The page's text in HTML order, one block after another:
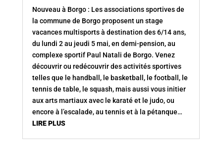
Nouveau à Borgo : Les associations sportives de
la commune de Borgo proposent un stage
vacances multisports à destination des 6/14 ans,
du lundi 2 au jeudi 5 mai, en demi-pension, au
complexe sportif Paul Natali de Borgo. Venez
découvrir ou redécouvrir des activités sportives
telles que le handball, le basketball, le football, le
tennis de table, le squash, mais aussi vous initier
aux arts martiaux avec le karaté et le judo, ou
encore à l’escalade, au tennis et à la pétanque…
LIRE PLUS